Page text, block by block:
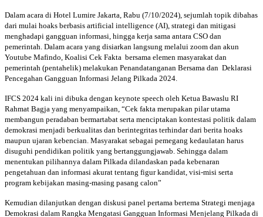
Dalam acara di Hotel Lumire Jakarta, Rabu (7/10/2024), sejumlah topik dibahas
dari mulai hoaks berbasis artificial intelligence (AI), strategi dan mitigasi
menghadapi gangguan informasi, hingga kerja sama antara CSO dan
pemerintah. Dalam acara yang disiarkan langsung melalui zoom dan akun
Youtube Mafindo, Koalisi Cek Fakta bersama elemen masyarakat dan
pemerintah (pentahelik) melakukan Penandatanganan Bersama dan Deklarasi
Pencegahan Gangguan Informasi Jelang Pilkada 2024.
IFCS 2024 kali ini dibuka dengan keynote speech oleh Ketua Bawaslu RI
Rahmat Bagja yang menyampaikan, “Cek fakta merupakan pilar utama
membangun peradaban bermartabat serta menciptakan kontestasi politik dalam
demokrasi menjadi berkualitas dan berintegritas terhindar dari berita hoaks
maupun ujaran kebencian. Masyarakat sebagai pemegang kedaulatan harus
disuguhi pendidikan politik yang bertanggungjawab. Sehingga dalam
menentukan pilihannya dalam Pilkada dilandaskan pada kebenaran
pengetahuan dan informasi akurat tentang figur kandidat, visi-misi serta
program kebijakan masing-masing pasang calon”
Kemudian dilanjutkan dengan diskusi panel pertama bertema Strategi menjaga
Demokrasi dalam Rangka Mengatasi Gangguan Informasi Menjelang Pilkada di